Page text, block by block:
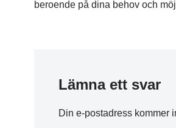
beroende på dina behov och
Lämna ett svar
Din e-postadress kommer